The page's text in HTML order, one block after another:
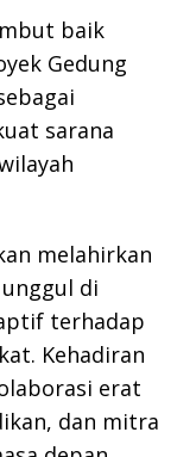
baik
Gedung
sarana
melahirkan
di
terhadap
Kehadiran
erat
dan mitra